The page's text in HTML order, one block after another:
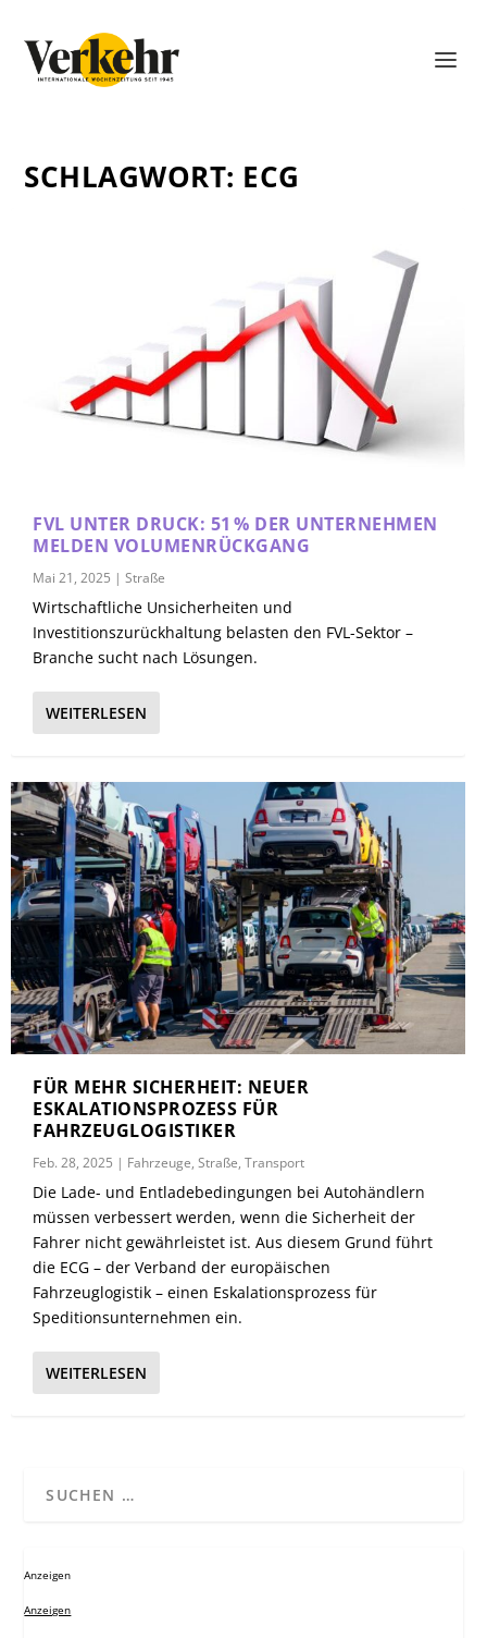
SCHLAGWORT: ECG
FVL UNTER DRUCK: 51 % DER UNTERNEHMEN
MELDEN VOLUMENRÜCKGANG
Mai 21, 2025 |Straße
Wirtschaftliche Unsicherheiten und
Investitionszurückhaltung belasten den FVL-Sektor –
Branche sucht nach Lösungen.
WEITERLESEN
FÜR MEHR SICHERHEIT: NEUER
ESKALATIONSPROZESS FÜR
FAHRZEUGLOGISTIKER
Feb. 28, 2025 | Fahrzeuge,Straße,Transport
Die Lade- und Entladebedingungen bei Autohändlern
müssen verbessert werden, wenn die Sicherheit der
Fahrer nicht gewährleistet ist. Aus diesem Grund führt
die ECG – der Verband der europäischen
Fahrzeuglogistik – einen Eskalationsprozess für
Speditionsunternehmen ein.
WEITERLESEN
Anzeigen
Anzeigen